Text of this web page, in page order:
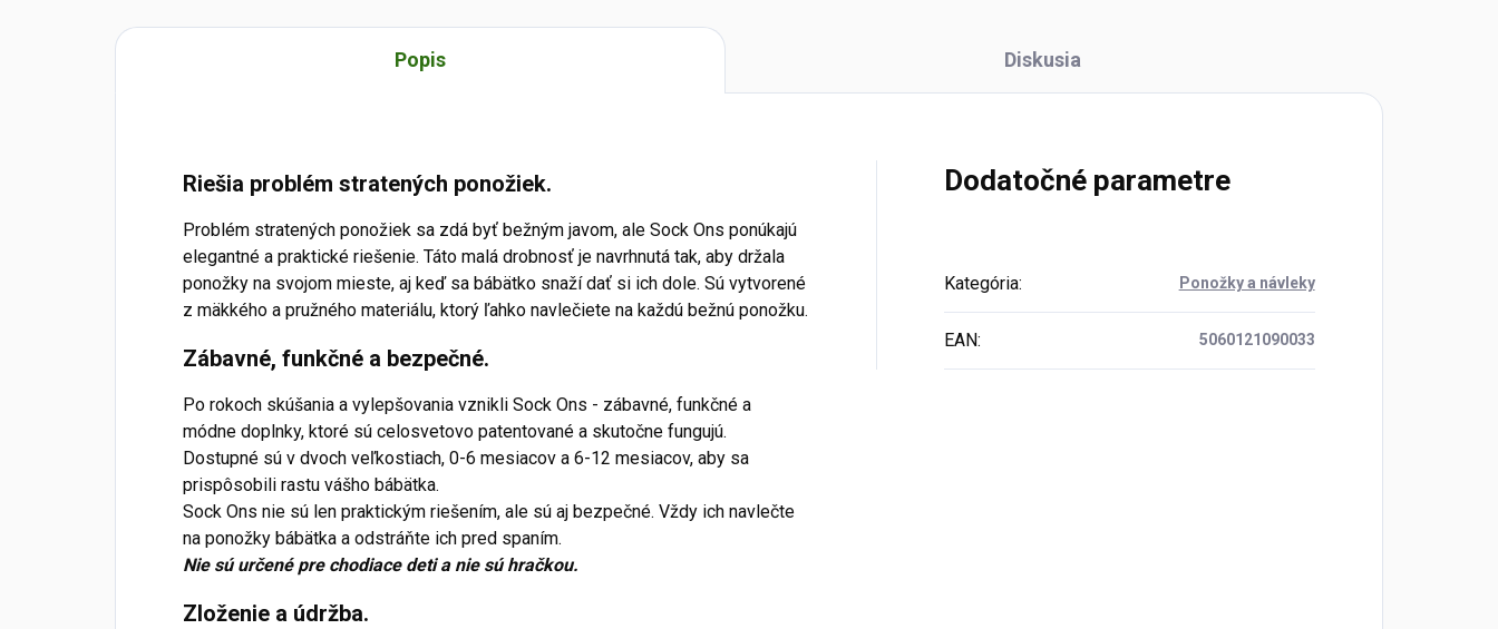
Popis Diskusia
Riešia problém stratených ponožiek.
Problém stratených ponožiek sa zdá byť bežným javom, ale Sock Ons ponúkajú
elegantné a praktické riešenie. Táto malá drobnosť je navrhnutá tak, aby držala
ponožky na svojom mieste, aj keď sa bábätko snaží dať si ich dole. Sú vytvorené
z mäkkého a pružného materiálu, ktorý ľahko navlečiete na každú bežnú ponožku.
Zábavné, funkčné a bezpečné.
Po rokoch skúšania a vylepšovania vznikli Sock Ons - zábavné, funkčné a
módne doplnky, ktoré sú celosvetovo patentované a skutočne fungujú.
Dostupné sú v dvoch veľkostiach, 0-6 mesiacov a 6-12 mesiacov, aby sa
prispôsobili rastu vášho bábätka.
Sock Ons nie sú len praktickým riešením, ale sú aj bezpečné. Vždy ich navlečte
na ponožky bábätka a odstráňte ich pred spaním.
Nie sú určené pre chodiace deti a nie sú hračkou.
Zloženie a údržba.
Dodatočné parametre
Kategória: Ponožky a návleky
EAN: 5060121090033